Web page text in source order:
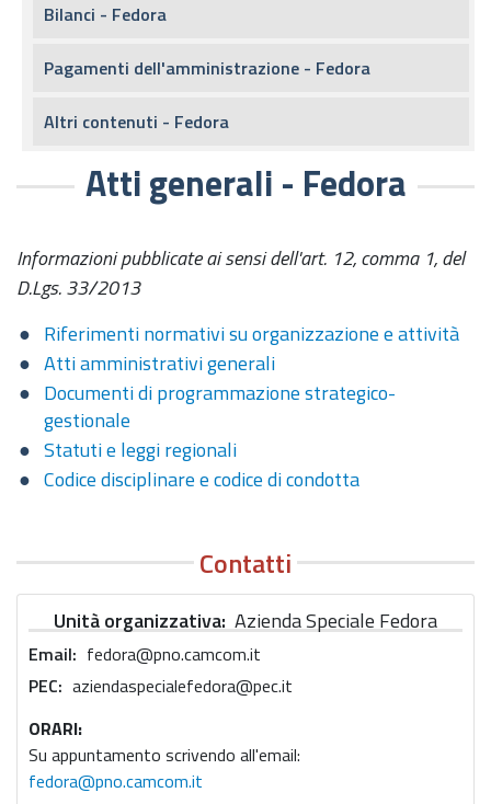
Atti generali - Fedora
Informazioni pubblicate ai sensi dell'art. 12, comma 1, del
D.Lgs. 33/2013
Riferimenti normativi su organizzazione e attività
Atti amministrativi generali
Documenti di programmazione strategico-
gestionale
Statuti e leggi regionali
Codice disciplinare e codice di condotta
Contatti
Unità organizzativa Azienda Speciale Fedora
Email
fedora@pno.camcom.it
PEC aziendaspecialefedora@pec.it
ORARI:
Su appuntamento scrivendo all'email:
fedora@pno.camcom.it
Bilanci - Fedora
Pagamenti dell'amministrazione - Fedora
Altri contenuti - Fedora